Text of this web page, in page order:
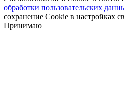
обработки пользовательских
сохранение Cookie в настройках
Принимаю